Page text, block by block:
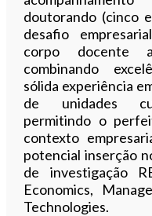
doutorando (cinco
desafio
corpo docente
combinando
sólida experiência
de unidades
permitindo o
contexto
potencial inserção
de investigação
Economics,
Technologies.